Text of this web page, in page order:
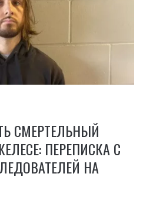
СМЕРТЕЛЬНЫЙ
ПЕРЕПИСКА С
НА